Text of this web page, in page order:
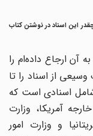
این اسناد در نوشتن کتاب
ارجاع داده‌ام را
از اسناد را تا
اسنادی است که
آمریکا، وزارت
و وزارت امور